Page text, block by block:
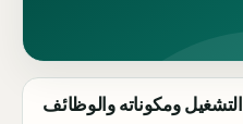
ومكوناته والوظائف